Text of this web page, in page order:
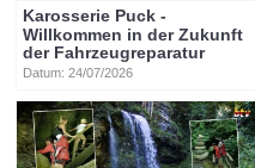
Karosserie Puck -
Willkommen in der Zukunft
der Fahrzeugreparatur
Datum: 24/07/2026